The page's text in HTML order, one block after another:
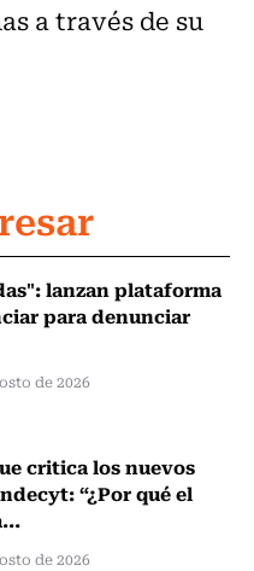
a través de su
lanzan plataforma
para denunciar
de 2026
critica los nuevos
“¿Por qué el
de 2026